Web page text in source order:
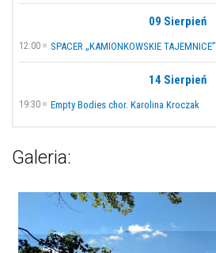
09 Sierpień
12:00 SPACER „KAMIONKOWSKIE TAJEMNICE”
14 Sierpień
19:30 Empty Bodies chor. Karolina Kroczak
Galeria: